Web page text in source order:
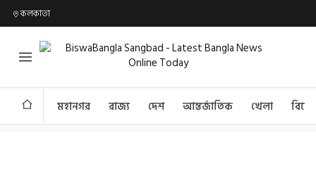
কলকাতা
মহানগর রাজ্য দেশ আন্তর্জাতিক খেলা